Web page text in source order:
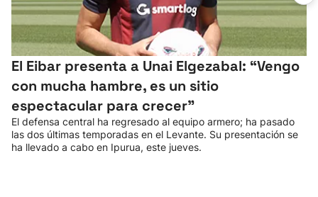
El Eibar presenta a Unai Elgezabal: “Vengo
con mucha hambre, es un sitio
espectacular para crecer”
El defensa central ha regresado al equipo armero; ha pasado
las dos últimas temporadas en el Levante. Su presentación se
ha llevado a cabo en Ipurua, este jueves.